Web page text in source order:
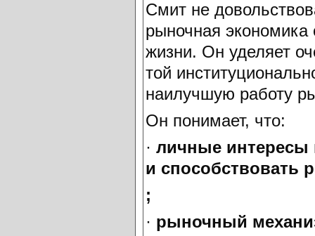
Смит не
рыночная экономика
жизни. Он уделяет
той
наилучшую работу
Он понимает, что:
· личные интересы
и способствовать
;
· рыночный